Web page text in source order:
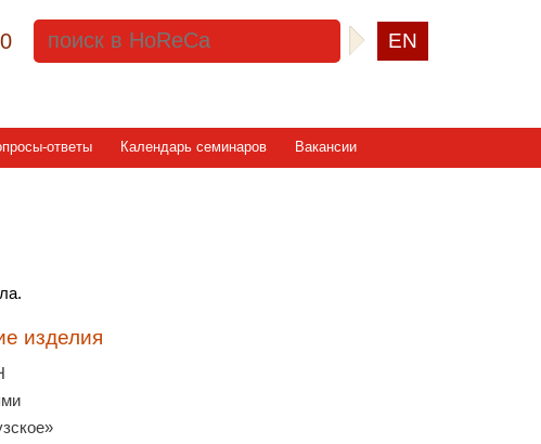
EN
ответы Календарь семинаров Вакансии
изделия